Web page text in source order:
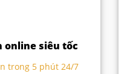
online siêu tốc
trong 5 phút 24/7